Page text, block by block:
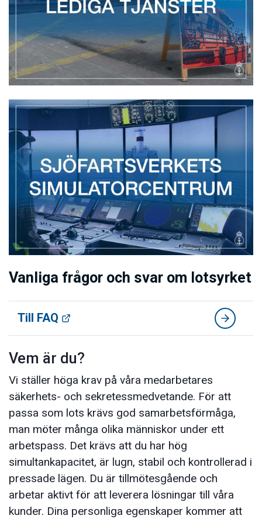
Vanliga frågor och svar om lotsyrket
Till FAQ
Vem är du?
Vi ställer höga krav på våra medarbetares
säkerhets- och sekretessmedvetande. För att
passa som lots krävs god samarbetsförmåga,
man möter många olika människor under ett
arbetspass. Det krävs att du har hög
simultankapacitet, är lugn, stabil och kontrollerad i
pressade lägen. Du är tillmötesgående och
arbetar aktivt för att leverera lösningar till våra
kunder. Dina personliga egenskaper kommer att